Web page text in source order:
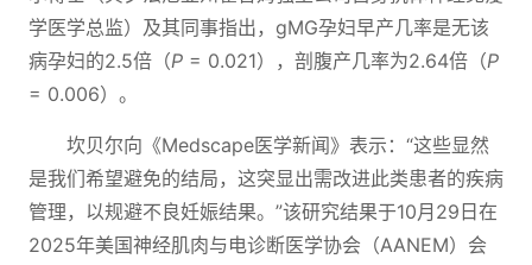
学医学总监）及其同事指出，gMG孕妇早产几率是无该
病孕妇的2.5倍（P = 0.021），剖腹产几率为2.64倍（P
= 0.006）。
坎贝尔向《Medscape医学新闻》表示：“这些显然
是我们希望避免的结局，这突显出需改进此类患者的疾病
管理，以规避不良妊娠结果。”该研究结果于10月29日在
2025年美国神经肌肉与电诊断医学协会（AANEM）会